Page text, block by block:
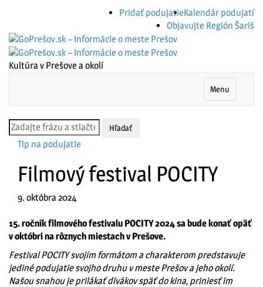
Kalendár podujatí
Pridať podujatie
Objavujte Región Šariš
Kultúra v Prešove a okolí
Menu
Tip na podujatie
Filmový festival POCITY
9. októbra 2024
15. ročník filmového festivalu POCITY 2024 sa bude konať opäť
v októbri na rôznych miestach v Prešove.
Festival POCITY svojím formátom a charakterom predstavuje
jediné podujatie svojho druhu v meste Prešov a jeho okolí.
Našou snahou je prilákať divákov späť do kina, priniesť im